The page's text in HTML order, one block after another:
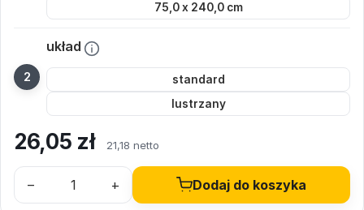
75,0 x 240,0 cm
układ
standard
lustrzany
26,05 zł 21,18 netto
– + Dodaj do koszyka